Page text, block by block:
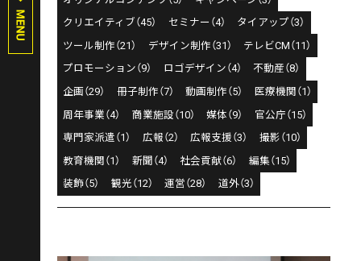
クリエイティブ（45）
セミナー（4）
タイアップ（3）
ツール制作（21）
デザイン制作（31）
テレビCM（11）
プロモーション（9）
ロゴデザイン（4）
不動産（8）
企画（29）
冊子制作（7） 動画制作（5）
医療機関（1）
周年事業（4）
商業施設（10） 媒体（9）
官公庁（15）
専門家派遣（1）
広報（2） 広報支援（3）
撮影（10）
教育機関（1）
新聞（4） 社会貢献（6）
編集（15）
装飾（5）
観光（12） 運営（28） 道外（3）